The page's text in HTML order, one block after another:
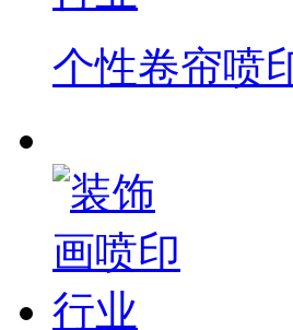
个性卷帘喷